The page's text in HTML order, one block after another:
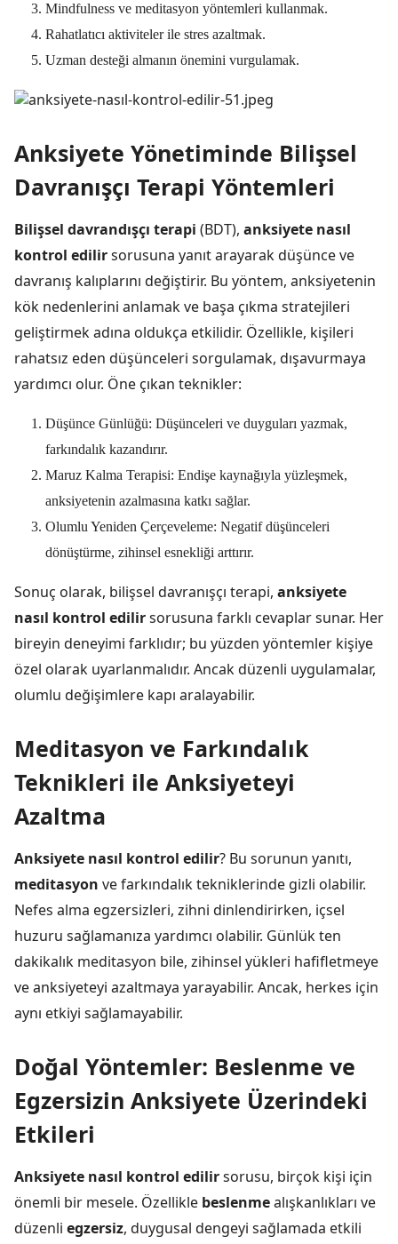
Mindfulness ve meditasyon yöntemleri kullanmak.
Rahatlatıcı aktiviteler ile stres azaltmak.
Uzman desteği almanın önemini vurgulamak.
Anksiyete Yönetiminde Bilişsel
Davranışçı Terapi Yöntemleri
Bilişsel davrandışçı terapi (BDT), anksiyete nasıl
kontrol edilirsorusuna yanıt arayarak düşünce ve
davranış kalıplarını değiştirir. Bu yöntem, anksiyetenin
kök nedenlerini anlamak ve başa çıkma stratejileri
geliştirmek adına oldukça etkilidir. Özellikle, kişileri
rahatsız eden düşünceleri sorgulamak, dışavurmaya
yardımcı olur. Öne çıkan teknikler:
Düşünce Günlüğü: Düşünceleri ve duyguları yazmak,
farkındalık kazandırır.
Maruz Kalma Terapisi: Endişe kaynağıyla yüzleşmek,
anksiyetenin azalmasına katkı sağlar.
Olumlu Yeniden Çerçeveleme: Negatif düşünceleri
dönüştürme, zihinsel esnekliği arttırır.
Sonuç olarak, bilişsel davranışçı terapi, anksiyete
nasıl kontrol edilirsorusuna farklı cevaplar sunar. Her
bireyin deneyimi farklıdır; bu yüzden yöntemler kişiye
özel olarak uyarlanmalıdır. Ancak düzenli uygulamalar,
olumlu değişimlere kapı aralayabilir.
Meditasyon ve Farkındalık
Teknikleri ile Anksiyeteyi
Azaltma
Anksiyete nasıl kontrol edilir? Bu sorunun yanıtı,
meditasyon ve farkındalık tekniklerinde gizli olabilir.
Nefes alma egzersizleri, zihni dinlendirirken, içsel
huzuru sağlamanıza yardımcı olabilir. Günlük ten
dakikalık meditasyon bile, zihinsel yükleri hafifletmeye
ve anksiyeteyi azaltmaya yarayabilir. Ancak, herkes için
aynı etkiyi sağlamayabilir.
Doğal Yöntemler: Beslenme ve
Egzersizin Anksiyete Üzerindeki
Etkileri
Anksiyete nasıl kontrol edilirsorusu, birçok kişi için
önemli bir mesele. Özellikle beslenmealışkanlıkları ve
düzenli egzersiz, duygusal dengeyi sağlamada etkili